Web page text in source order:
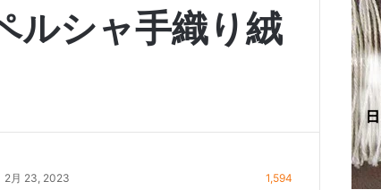
ルシャ手織り絨
2月 23, 2023 1,594